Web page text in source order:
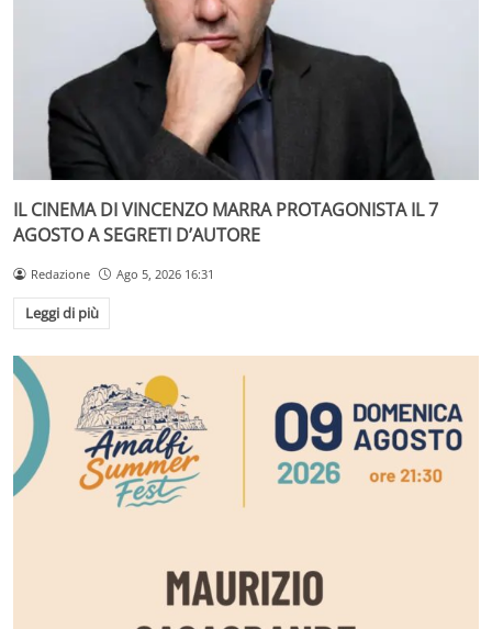
IL CINEMA DI VINCENZO MARRA PROTAGONISTA IL 7
AGOSTO A SEGRETI D’AUTORE
Redazione Ago 5, 2026 16:31
Leggi di più